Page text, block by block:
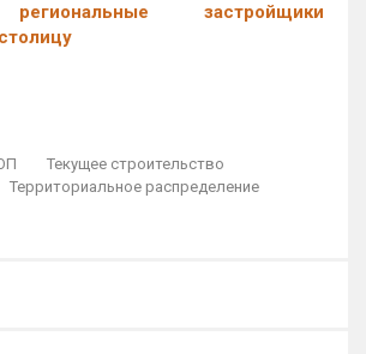
застройщики
Текущее строительство
Территориальное распределение